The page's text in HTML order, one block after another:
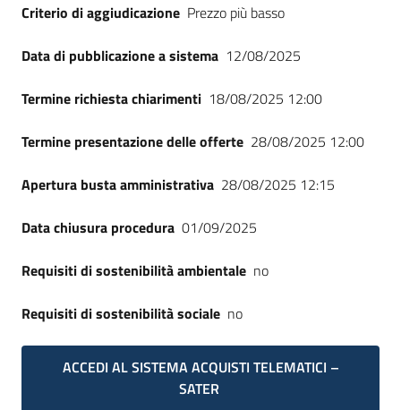
Criterio di aggiudicazione Prezzo più basso
Data di pubblicazione a sistema 12/08/2025
Termine richiesta chiarimenti 18/08/2025 12:00
Termine presentazione delle offerte 28/08/2025 12:00
Apertura busta amministrativa 28/08/2025 12:15
Data chiusura procedura 01/09/2025
Requisiti di sostenibilità ambientale no
Requisiti di sostenibilità sociale no
ACCEDI AL SISTEMA ACQUISTI TELEMATICI –
SATER